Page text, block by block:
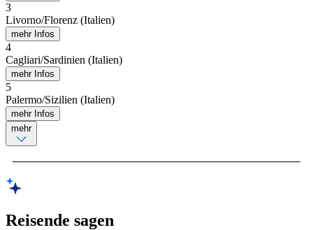
3
Livorno/Florenz (Italien)
mehr Infos
4
Cagliari/Sardinien (Italien)
mehr Infos
5
Palermo/Sizilien (Italien)
mehr Infos
mehr
Reisende sagen